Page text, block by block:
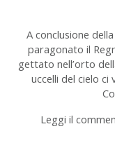
A conclusione
paragonato il
gettato nell’orto
uccelli del cielo
Leggi il